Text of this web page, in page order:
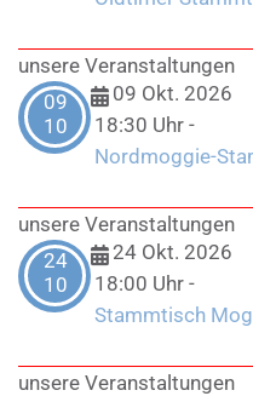
unsere Veranstaltungen
09
10
09 Okt. 2026
18:30 Uhr -
Nordmoggie-
unsere Veranstaltungen
24
10
24 Okt. 2026
18:00 Uhr -
Stammtisch
unsere Veranstaltungen